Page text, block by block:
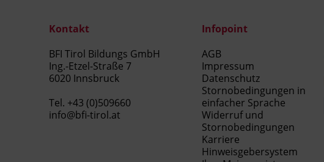
Kontakt
BFI Tirol Bildungs GmbH
Ing.-Etzel-Straße 7
6020 Innsbruck
Tel. +43 (0)509660
info@bfi-tirol.at
Infopoint
AGB
Impressum
Datenschutz
Stornobedingungen in
einfacher Sprache
Widerruf und
Stornobedingungen
Karriere
Hinweisgebersystem